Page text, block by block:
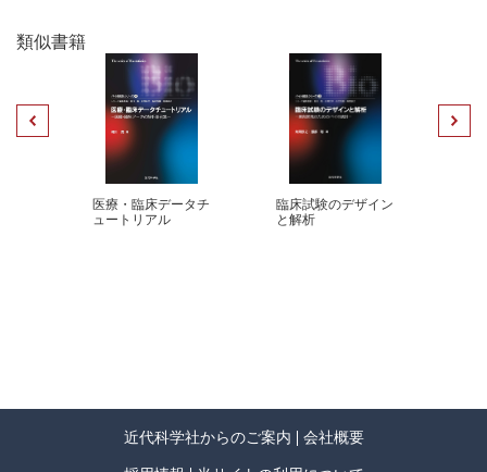
4.3 ログランク検定（2 群比較の場合）
4.4 ログランク検定（3 群以上の場合）
4.5 2 群比較の場合の別の定式化 45
4.6 ログランク検定の計算例
4.7 生存率曲線の有意差検定の事例—小児特発性ネフローゼ症候群
患者の在院率解析—
4.8 層別ログランク検定
4.9 ハザード 比
5.6 生存時間モデル
部講師（兼任）
1999 年 新潟大学医学部附属病院医療情報部教授
2002 年 新潟大学医歯学総合病院医療情報部教授
現在に至る
『Statistics for the Environment 4』（Wiley、 1999）
『統計科学の最前線』（九州大学出版会、2003）
類似書籍
医療・臨床データチ
ュートリアル
臨床試験のデザイン
と解析
近代科学社からのご案内 会社概要